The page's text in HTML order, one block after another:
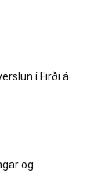
í Firði á
og